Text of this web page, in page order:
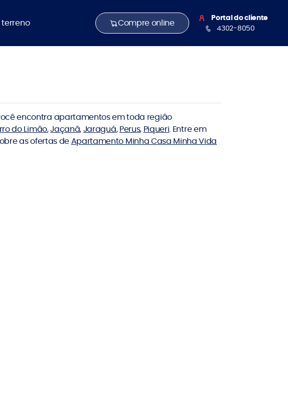
Compre online
Portal do cliente
4302-8050
encontra apartamentos em toda região
do Limão,Jaçanã,Jaraguá,Perus, Piqueri. Entre em
as ofertas deApartamento Minha Casa Minha Vida